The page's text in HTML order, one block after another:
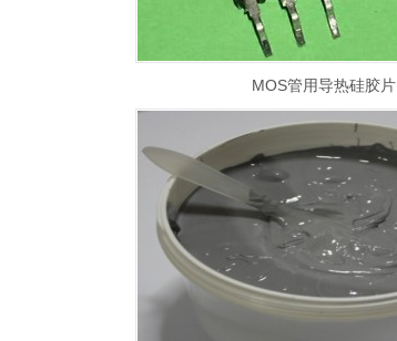
MOS管用导热硅胶片